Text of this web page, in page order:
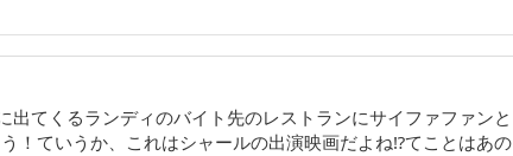
出てくるランディのバイト先のレストランにサイファファンと
！ていうか、これはシャールの出演映画だよね⁉︎てことはあの